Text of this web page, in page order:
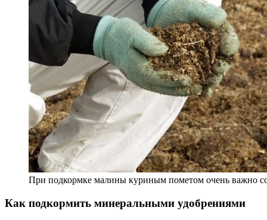
При подкормке малины куриным пометом очень важно
Как подкормить минеральными удобрениями